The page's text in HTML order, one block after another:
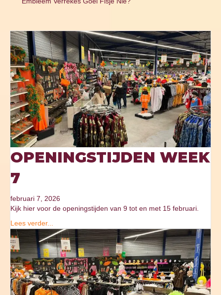
OPENINGSTIJDEN WEEK
7
februari 7, 2026
Kijk hier voor de openingstijden van 9 tot en met 15 februari.
Lees verder...